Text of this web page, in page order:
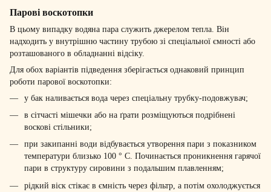
Парові воскотопки
В цьому випадку водяна пара служить джерелом тепла. Він
надходить у внутрішню частину трубою зі спеціальної ємності або
розташованого в обладнанні відсіку.
Для обох варіантів підведення зберігається однаковий принцип
роботи парової воскотопки:
у бак наливається вода через спеціальну трубку-подовжувач;
в сітчасті мішечки або на ґрати розміщуються подрібнені
воскові стільники;
при закипанні води відбувається утворення пари з показником
температури близько 100 ° С. Починається проникнення гарячої
пари в структуру сировини з подальшим плавленням;
рідкий віск стікає в ємність через фільтр, а потім охолоджується